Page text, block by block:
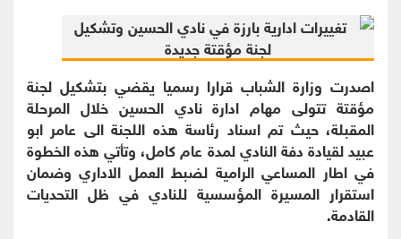
اصدرت وزارة الشباب قرارا رسميا يقضي بتشكيل لجنة
مؤقتة تتولى مهام ادارة نادي الحسين خلال المرحلة
المقبلة، حيث تم اسناد رئاسة هذه اللجنة الى عامر ابو
عبيد لقيادة دفة النادي لمدة عام كامل، وتأتي هذه الخطوة
في اطار المساعي الرامية لضبط العمل الاداري وضمان
استقرار المسيرة المؤسسية للنادي في ظل التحديات
القادمة.